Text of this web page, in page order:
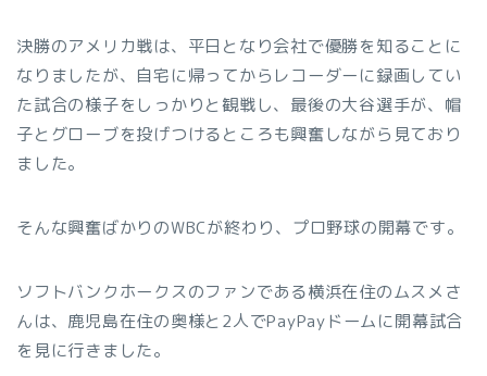
決勝のアメリカ戦は、平日となり会社で優勝を知ることに
なりましたが、自宅に帰ってからレコーダーに録画してい
た試合の様子をしっかりと観戦し、最後の大谷選手が、帽
子とグローブを投げつけるところも興奮しながら見ており
ました。
そんな興奮ばかりのWBCが終わり、プロ野球の開幕です。
ソフトバンクホークスのファンである横浜在住のムスメさ
んは、鹿児島在住の奥様と2人でPayPayドームに開幕試合
を見に行きました。